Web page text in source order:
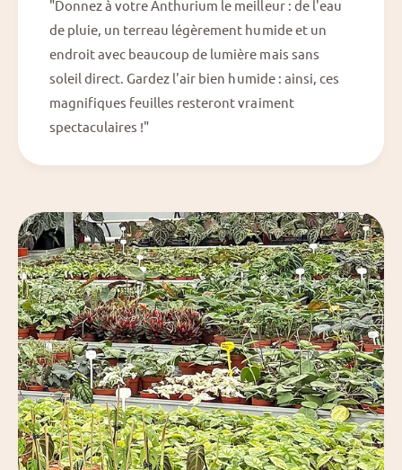
"Donnez à votre Anthurium le meilleur : de l'eau
de pluie, un terreau légèrement humide et un
endroit avec beaucoup de lumière mais sans
soleil direct. Gardez l'air bien humide : ainsi, ces
magnifiques feuilles resteront vraiment
spectaculaires !"